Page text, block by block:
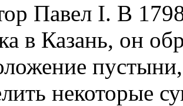
Павел I. В 1798
в Казань, он
некоторые